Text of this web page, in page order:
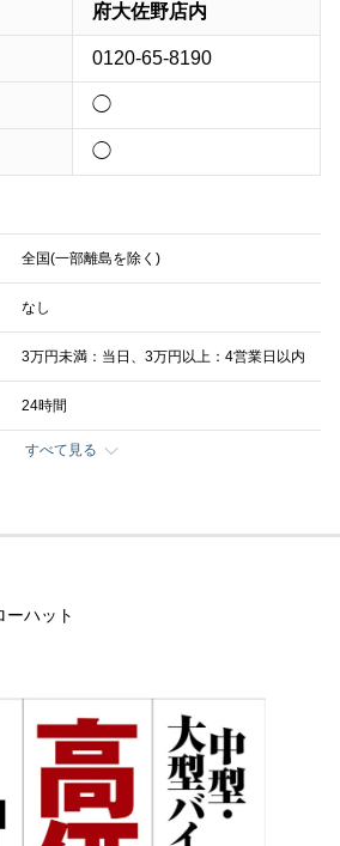
府大佐野店内
0120-65-8190
◯
◯
全国(一部離島を除く)
なし
3万円未満：当日、3万円以上：4営業日以内
24時間
すべて見る
ーハット